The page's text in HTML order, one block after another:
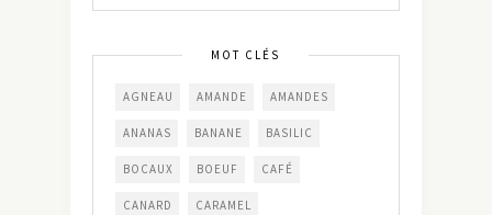
MOT CLÉS
AGNEAU AMANDE AMANDES
ANANAS BANANE BASILIC
BOCAUX BOEUF CAFÉ
CANARD CARAMEL